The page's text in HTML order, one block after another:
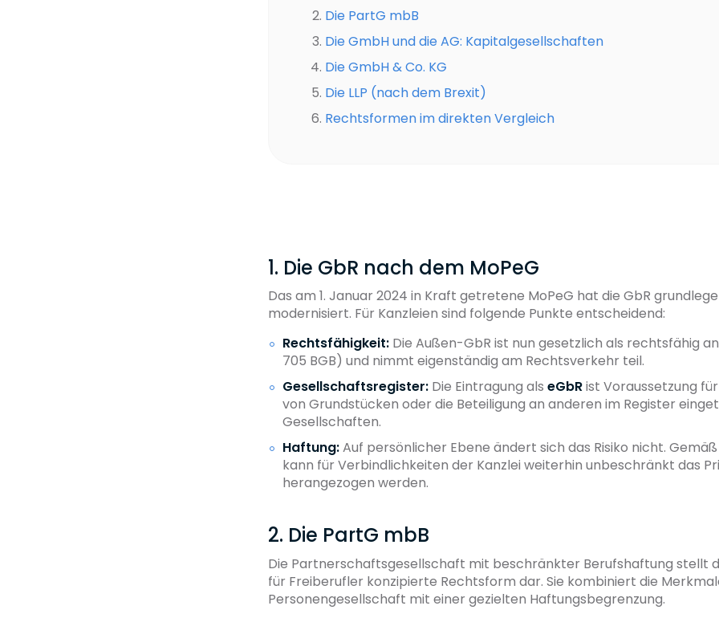
Die PartG mbB
Die GmbH und die AG: Kapitalgesellschaften
Die GmbH & Co. KG
Die LLP (nach dem Brexit)
Rechtsformen im direkten Vergleich
1. Die GbR nach dem MoPeG
Das am 1. Januar 2024 in Kraft getretene MoPeG hat die GbR
modernisiert. Für Kanzleien sind folgende Punkte entscheidend:
Rechtsfähigkeit:Die Außen-GbR ist nun gesetzlich als rechtsfähig
705 BGB) und nimmt eigenständig am Rechtsverkehr teil.
Gesellschaftsregister:Die Eintragung als eGbRist Voraussetzung
von Grundstücken oder die Beteiligung an anderen im Register
Gesellschaften.
Haftung:Auf persönlicher Ebene ändert sich das Risiko nicht. Gemäß
kann für Verbindlichkeiten der Kanzlei weiterhin unbeschränkt das
herangezogen werden.
2. Die PartG mbB
Die Partnerschaftsgesellschaft mit beschränkter Berufshaftung stellt
für Freiberufler konzipierte Rechtsform dar. Sie kombiniert die
Personengesellschaft mit einer gezielten Haftungsbegrenzung.